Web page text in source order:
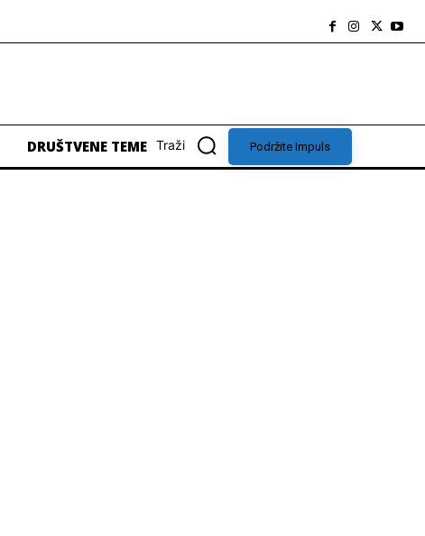
DRUŠTVENE TEME Traži Podržite Impuls